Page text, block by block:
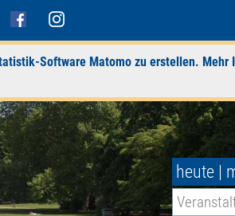
Software Matomo zu erstellen.
heute |